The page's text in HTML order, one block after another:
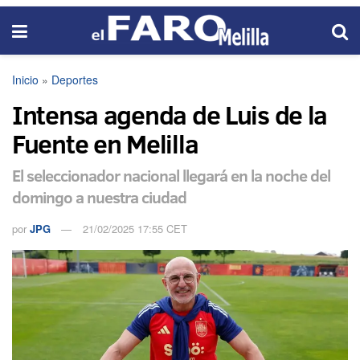
Inicio » Deportes
Intensa agenda de Luis de la
Fuente en Melilla
El seleccionador nacional llegará en la noche del
domingo a nuestra ciudad
por JPG 21/02/2025 17:55 CET